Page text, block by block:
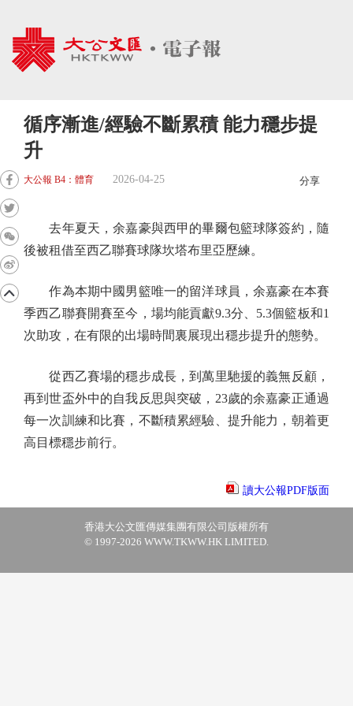
循序漸進/經驗不斷累積 能力穩步提
升
大公報 B4：體育 2026-04-25 分享
去年夏天，余嘉豪與西甲的畢爾包籃球隊簽約，隨
後被租借至西乙聯賽球隊坎塔布里亞歷練。
作為本期中國男籃唯一的留洋球員，余嘉豪在本賽
季西乙聯賽開賽至今，場均能貢獻9.3分、5.3個籃板和1
次助攻，在有限的出場時間裏展現出穩步提升的態勢。
從西乙賽場的穩步成長，到萬里馳援的義無反顧，
再到世盃外中的自我反思與突破，23歲的余嘉豪正通過
每一次訓練和比賽，不斷積累經驗、提升能力，朝着更
高目標穩步前行。
讀大公報PDF版面
香港大公文匯傳媒集團有限公司版權所有
© 1997-2026 WWW.TKWW.HK LIMITED.